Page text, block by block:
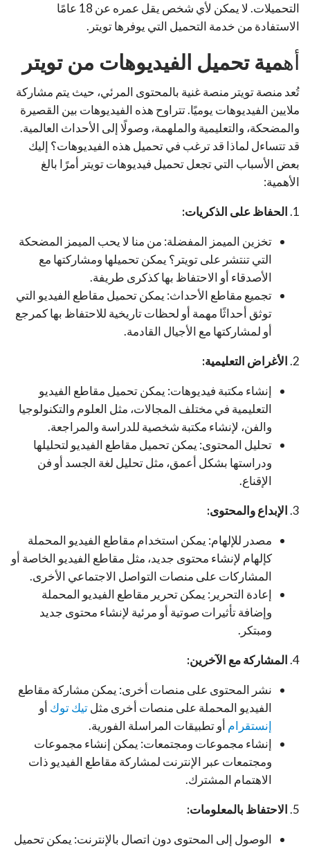
التحميلات. لا يمكن لأي شخص يقل عمره عن 18 عامًا
الاستفادة من خدمة التحميل التي يوفرها تويتر.
أهمية تحميل الفيديوهات من تويتر
تُعد منصة تويتر منصة غنية بالمحتوى المرئي، حيث يتم مشاركة
ملايين الفيديوهات يوميًا. تتراوح هذه الفيديوهات بين القصيرة
والمضحكة، والتعليمية والملهمة، وصولًا إلى الأحداث العالمية.
قد تتساءل لماذا قد ترغب في تحميل هذه الفيديوهات؟ إليك
بعض الأسباب التي تجعل تحميل فيديوهات تويتر أمرًا بالغ
الأهمية:
1. الحفاظ على الذكريات:
تخزين الميمز المفضلة: من منا لا يحب الميمز المضحكة
التي تنتشر على تويتر؟ يمكن تحميلها ومشاركتها مع
الأصدقاء أو الاحتفاظ بها كذكرى طريفة.
تجميع مقاطع الأحداث: يمكن تحميل مقاطع الفيديو التي
توثق أحداثًا مهمة أو لحظات تاريخية للاحتفاظ بها كمرجع
أو لمشاركتها مع الأجيال القادمة.
2. الأغراض التعليمية:
إنشاء مكتبة فيديوهات: يمكن تحميل مقاطع الفيديو
التعليمية في مختلف المجالات، مثل العلوم والتكنولوجيا
والفن، لإنشاء مكتبة شخصية للدراسة والمراجعة.
تحليل المحتوى: يمكن تحميل مقاطع الفيديو لتحليلها
ودراستها بشكل أعمق، مثل تحليل لغة الجسد أو فن
الإقناع.
3. الإبداع والمحتوى:
مصدر للإلهام: يمكن استخدام مقاطع الفيديو المحملة
كإلهام لإنشاء محتوى جديد، مثل مقاطع الفيديو الخاصة أو
المشاركات على منصات التواصل الاجتماعي الأخرى.
إعادة التحرير: يمكن تحرير مقاطع الفيديو المحملة
وإضافة تأثيرات صوتية أو مرئية لإنشاء محتوى جديد
ومبتكر.
4. المشاركة مع الآخرين:
نشر المحتوى على منصات أخرى: يمكن مشاركة مقاطع
الفيديو المحملة على منصات أخرى مثلتيك توك أو
إنستقرام أو تطبيقات المراسلة الفورية.
إنشاء مجموعات ومجتمعات: يمكن إنشاء مجموعات
ومجتمعات عبر الإنترنت لمشاركة مقاطع الفيديو ذات
الاهتمام المشترك.
5. الاحتفاظ بالمعلومات:
الوصول إلى المحتوى دون اتصال بالإنترنت: يمكن تحميل